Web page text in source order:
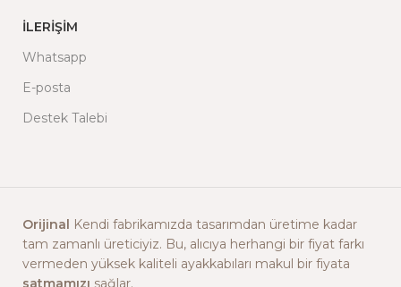
İLERIŞIM
Whatsapp
E-posta
Destek Talebi
Orijinal Kendi fabrikamızda tasarımdan üretime kadar
tam zamanlı üreticiyiz. Bu, alıcıya herhangi bir fiyat farkı
vermeden yüksek kaliteli ayakkabıları makul bir fiyata
satmamızı sağlar.